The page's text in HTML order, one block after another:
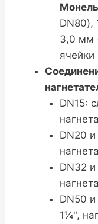
Монель
DN80),
3,0 мм
ячейки
DN15:
DN20
DN32
DN50 и
1¼",